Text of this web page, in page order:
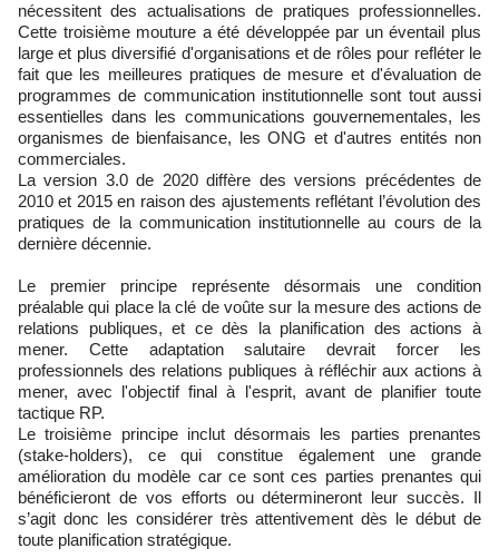
nécessitent des actualisations de pratiques professionnelles.
Cette troisième mouture a été développée par un éventail plus
large et plus diversifié d'organisations et de rôles pour refléter le
fait que les meilleures pratiques de mesure et d'évaluation de
programmes de communication institutionnelle sont tout aussi
essentielles dans les communications gouvernementales, les
organismes de bienfaisance, les ONG et d'autres entités non
commerciales.
La version 3.0 de 2020 diffère des versions précédentes de
2010 et 2015 en raison des ajustements reflétant l’évolution des
pratiques de la communication institutionnelle au cours de la
dernière décennie.
Le premier principe représente désormais une condition
préalable qui place la clé de voûte sur la mesure des actions de
relations publiques, et ce dès la planification des actions à
mener. Cette adaptation salutaire devrait forcer les
professionnels des relations publiques à réfléchir aux actions à
mener, avec l'objectif final à l'esprit, avant de planifier toute
tactique RP.
Le troisième principe inclut désormais les parties prenantes
(stake-holders), ce qui constitue également une grande
amélioration du modèle car ce sont ces parties prenantes qui
bénéficieront de vos efforts ou détermineront leur succès. Il
s’agit donc les considérer très attentivement dès le début de
toute planification stratégique.